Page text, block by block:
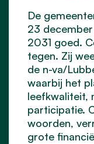
De
23
2031 goed.
tegen. Zij
de n-va/
waarbij het
leefkwaliteit,
participatie.
woorden,
grote